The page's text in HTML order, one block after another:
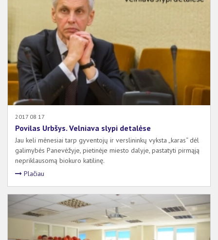
2017 08 17
Povilas Urbšys. Velniava slypi detalėse
Jau keli mėnesiai tarp gyventojų ir verslininkų vyksta „karas“ dėl
galimybės Panevėžyje, pietinėje miesto dalyje, pastatyti pirmąją
nepriklausomą biokuro katilinę.
Plačiau